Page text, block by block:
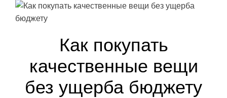
Как покупать
качественные вещи
без ущерба бюджету